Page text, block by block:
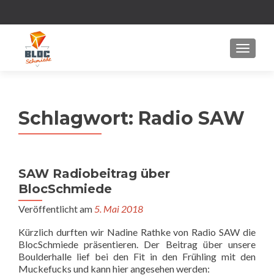
MENU
Schlagwort: Radio SAW
SAW Radiobeitrag über
BlocSchmiede
Veröffentlicht am5. Mai 2018
Kürzlich durften wir Nadine Rathke von Radio SAW die
BlocSchmiede präsentieren. Der Beitrag über unsere
Boulderhalle lief bei den Fit in den Frühling mit den
Muckefucks und kann hier angesehen werden: